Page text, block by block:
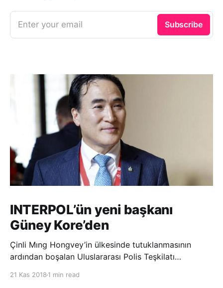
Enter your email Subscribe
INTERPOL’ün yeni başkanı
Güney Kore’den
Çinli Mıng Hongvey’in ülkesinde tutuklanmasının
ardından boşalan Uluslararası Polis Teşkilatı
21 Kas 2018 1 min read